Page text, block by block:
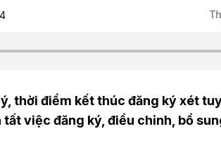
thời điểm kết thúc đăng ký xét
tất việc đăng ký, điều chỉnh, bổ